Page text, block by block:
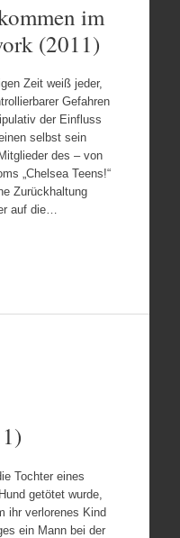
im
(2011)
Zeit weiß jeder,
Gefahren
der Einfluss
selbst sein
des – von
„Chelsea Teens!“
Zurückhaltung
auf die…
Tochter eines
getötet wurde,
ihr verlorenes Kind
ein Mann bei der